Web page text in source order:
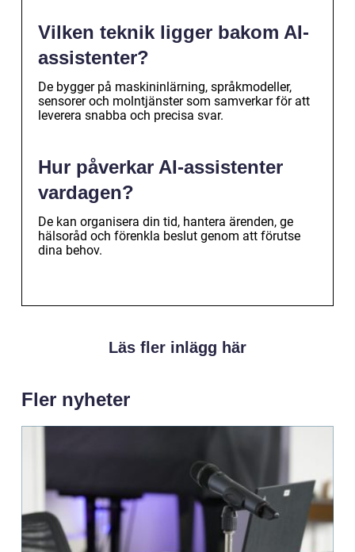
Vilken teknik ligger bakom AI-
assistenter?
De bygger på maskininlärning, språkmodeller,
sensorer och molntjänster som samverkar för att
leverera snabba och precisa svar.
Hur påverkar AI-assistenter
vardagen?
De kan organisera din tid, hantera ärenden, ge
hälsoråd och förenkla beslut genom att förutse
dina behov.
Läs fler inlägg här
Fler nyheter